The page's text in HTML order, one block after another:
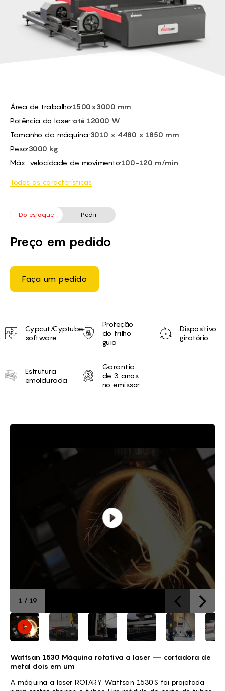
BG -
EL -
CS -
Área de trabalho:1500x3000 mm
Potência do laser:até 12000 W
Tamanho da máquina:3010 x 4480 x 1850 mm
Peso:3000 kg
Máx. velocidade de movimento:100-120 m/min
Todas as características
Do estoque Pedir
Preço em pedido
Faça um pedido
Unique selling proposition
Cypcut/Cyptube
software
Proteção
do trilho
guia
Dispositivo
giratório
Estrutura
emoldurada
Garantia
de 3 anos
no emissor
Brief of Máquina de corte de
1 / 19
Wattsan 1530 Máquina rotativa a laser — cortadora de
metal dois em um
A máquina a laser ROTARY Wattsan 1530S foi projetada
Sensor de altura: Automatic capacitive
Máx. velocidade de
Depends on the material